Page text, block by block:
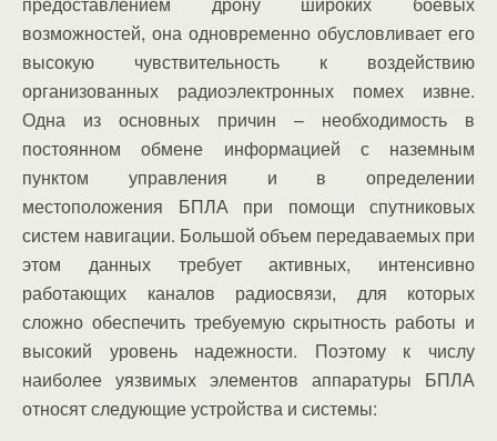
возможностей, она одновременно обусловливает его
высокую чувствительность к воздействию
организованных радиоэлектронных помех извне.
Одна из основных причин – необходимость в
постоянном обмене информацией с наземным
пунктом управления и в определении
местоположения БПЛА при помощи спутниковых
систем навигации. Большой объем передаваемых при
этом данных требует активных, интенсивно
работающих каналов радиосвязи, для которых
сложно обеспечить требуемую скрытность работы и
высокий уровень надежности. Поэтому к числу
наиболее уязвимых элементов аппаратуры БПЛА
относят следующие устройства и системы: